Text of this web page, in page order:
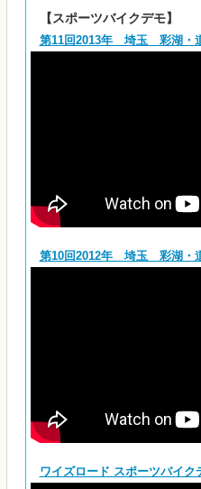
【スポーツバイクデモ】
第11回2013年 埼玉 彩湖・
第10回2012年 埼玉 彩湖・
ワイズロード スポーツバイク